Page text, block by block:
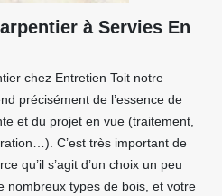
à Servies En
chez Entretien Toit notre
précisément de l’essence de
et du projet en vue (traitement,
C’est très important de
qu’il s’agit d’un choix un peu
nombreux types de bois, et votre